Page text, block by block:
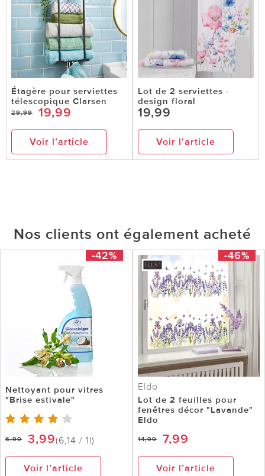
Étagère pour serviettes
télescopique Clarsen
29,99 19,99
Voir l’article
Lot de 2 serviettes -
design floral
19,99
Voir l’article
Nos clients ont également acheté
-42%
Nettoyant pour vitres
"Brise estivale"
6,99 3,99(6,14 / 1l)
Voir l’article
-46%
Eldo
Lot de 2 feuilles pour
fenêtres décor "Lavande"
Eldo
14,99 7,99
Voir l’article